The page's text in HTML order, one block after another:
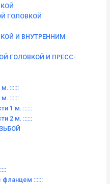
ГОЛОВКОЙ
И ВНУТРЕННИМ
ГОЛОВКОЙ И ПРЕСС-
::::::
::::::
1 м. ::::::
2 м. ::::::
фланцем ::::::